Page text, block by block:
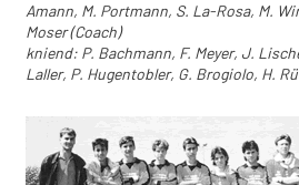
Amann, M. Portmann, S. La-Rosa, M.
Moser (Coach)
kniend: P. Bachmann, F. Meyer, J.
Laller, P. Hugentobler, G. Brogiolo, H.